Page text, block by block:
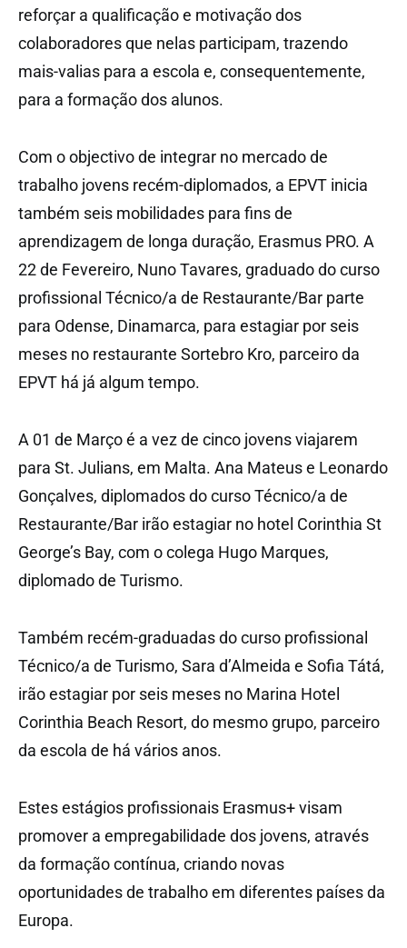
reforçar a qualificação e motivação dos
colaboradores que nelas participam, trazendo
mais-valias para a escola e, consequentemente,
para a formação dos alunos.
Com o objectivo de integrar no mercado de
trabalho jovens recém-diplomados, a EPVT inicia
também seis mobilidades para fins de
aprendizagem de longa duração, Erasmus PRO. A
22 de Fevereiro, Nuno Tavares, graduado do curso
profissional Técnico/a de Restaurante/Bar parte
para Odense, Dinamarca, para estagiar por seis
meses no restaurante Sortebro Kro, parceiro da
EPVT há já algum tempo.
A 01 de Março é a vez de cinco jovens viajarem
para St. Julians, em Malta. Ana Mateus e Leonardo
Gonçalves, diplomados do curso Técnico/a de
Restaurante/Bar irão estagiar no hotel Corinthia St
George’s Bay, com o colega Hugo Marques,
diplomado de Turismo.
Também recém-graduadas do curso profissional
Técnico/a de Turismo, Sara d’Almeida e Sofia Tátá,
irão estagiar por seis meses no Marina Hotel
Corinthia Beach Resort, do mesmo grupo, parceiro
da escola de há vários anos.
Estes estágios profissionais Erasmus+ visam
promover a empregabilidade dos jovens, através
da formação contínua, criando novas
oportunidades de trabalho em diferentes países da
Europa.